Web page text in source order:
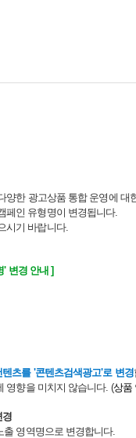
양한 광고상품 통합 운영에 대
페인 유형명이 변경됩니다.
시기 바랍니다.
' 변경 안내 ]
츠를 '콘텐츠검색광고'로 변경
영향을 미치지 않습니다. (상품
경
영역명으로 변경합니다.